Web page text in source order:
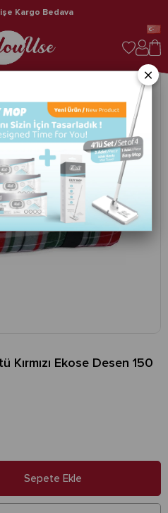
Kargo Bedava
›
Kırmızı Ekose Desen 150
×